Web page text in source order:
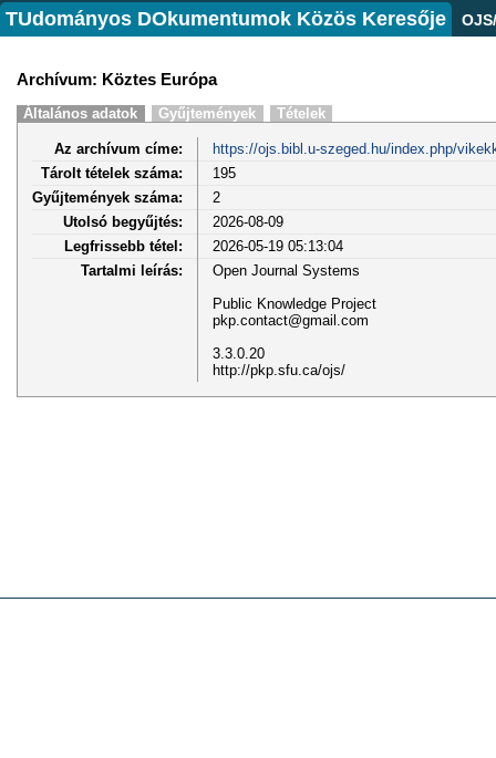
TUdományos DOkumentumok Közös Keresője
Archívum: Köztes Európa
Általános adatok Gyűjtemények Tételek
Az archívum címe:
https://ojs.bibl.u-szeged.hu/index.php/
Tárolt tételek száma:
195
Gyűjtemények száma:
2
Utolsó begyűjtés:
2026-08-09
Legfrissebb tétel:
2026-05-19 05:13:04
Tartalmi leírás:
Open Journal Systems
Public Knowledge Project
pkp.contact@gmail.com
3.3.0.20
http://pkp.sfu.ca/ojs/